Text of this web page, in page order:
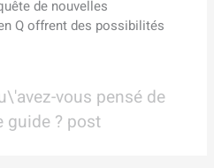
de nouvelles
Q offrent des possibilités
vous pensé de
guide ? post